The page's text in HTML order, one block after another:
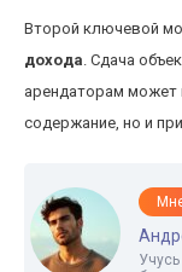
Второй ключевой
дохода. Сдача
арендаторам может
содержание, но и